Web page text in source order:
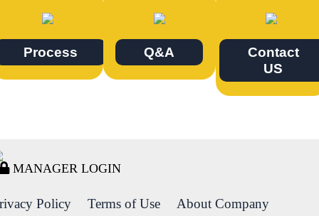
Process Q&A
Contact
US
MANAGER LOGIN
Policy Terms of Use About Company